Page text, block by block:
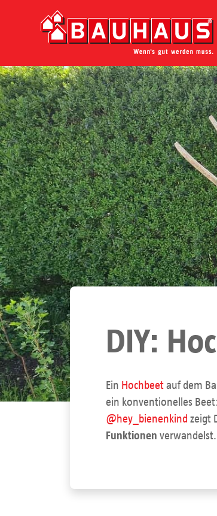
DIY:
Ein Hochbeetauf dem
ein konventionelles
@hey_bienenkind zeigt
Funktionen verwandelst.